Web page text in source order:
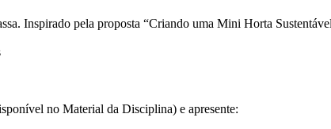
Inspirado pela proposta “Criando uma Mini Horta
no Material da Disciplina) e apresente: